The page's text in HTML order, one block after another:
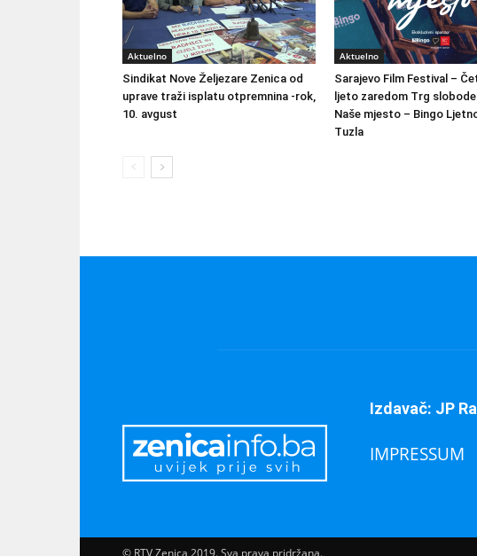
Aktuelno
Sindikat Nove Željezare Zenica od
uprave traži isplatu otpremnina -rok,
10. avgust
Aktuelno
Sarajevo Film Festival –
ljeto zaredom Trg
Naše mjesto – Bingo
Tuzla
Izdavač: JP
IMPRESSUM